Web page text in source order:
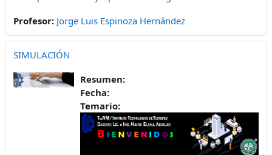
Profesor: Jorge Luis Espinoza Hernández
SIMULACIÓN
Resumen:
Fecha:
Temario: